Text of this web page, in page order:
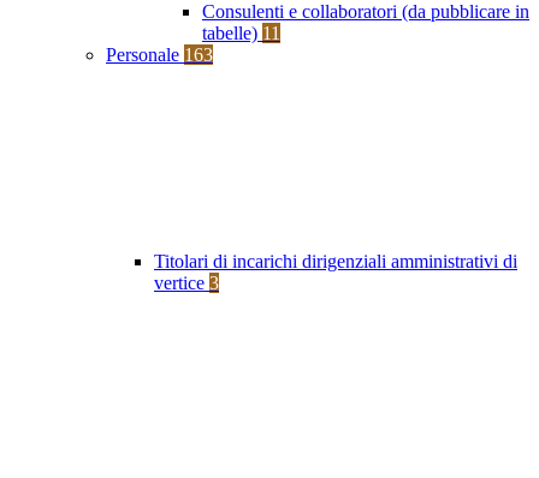
Consulenti e collaboratori (da pubblicare in
tabelle) 11
Personale 163
Titolari di incarichi dirigenziali amministrativi di
vertice 3